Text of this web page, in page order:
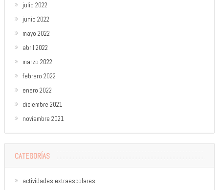
julio 2022
junio 2022
mayo 2022
abril 2022
marzo 2022
febrero 2022
enero 2022
diciembre 2021
noviembre 2021
CATEGORÍAS
actividades extraescolares